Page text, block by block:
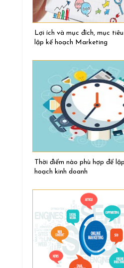
Lợi ích và mục đích, mục
lập kế hoạch Marketing
Thời điểm nào phù hợp để
hoạch kinh doanh